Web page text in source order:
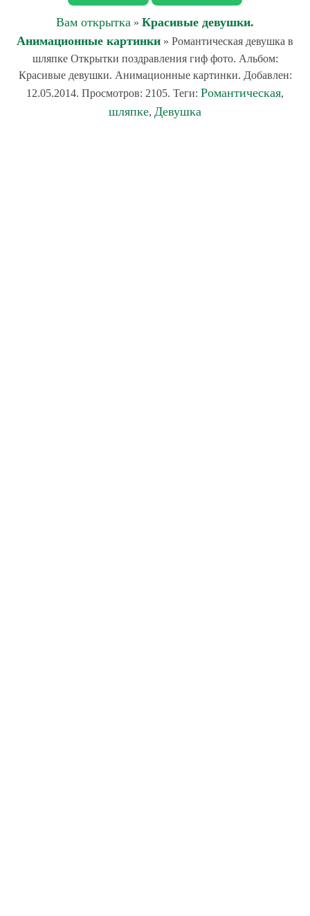
Вам открытка » Красивые девушки.
Анимационные картинки » Романтическая девушка в
шляпке Открытки поздравления гиф фото. Альбом:
Красивые девушки. Анимационные картинки. Добавлен:
12.05.2014. Просмотров: 2105. Теги: Романтическая,
шляпке, Девушка